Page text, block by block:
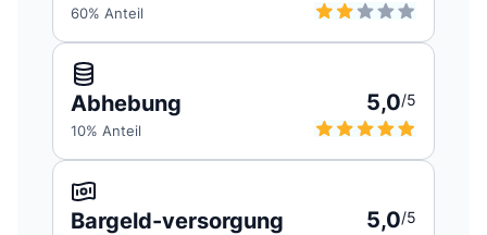
60% Anteil
Abhebung 5,0/5
10% Anteil
Bargeld-versorgung 5,0/5